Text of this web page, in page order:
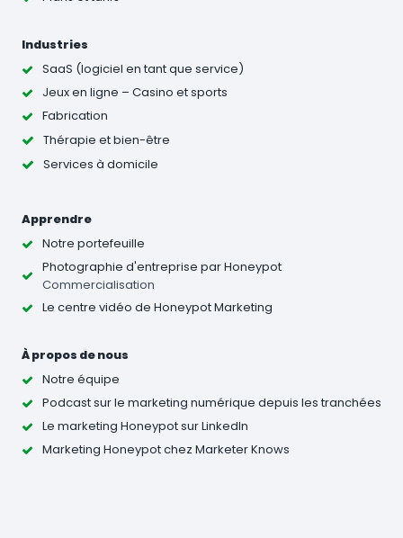
Industries
SaaS (logiciel en tant que service)
Jeux en ligne – Casino et sports
Fabrication
Thérapie et bien-être
Services à domicile
Apprendre
Notre portefeuille
Photographie d'entreprise par Honeypot
Commercialisation
Le centre vidéo de Honeypot Marketing
À propos de nous
Notre équipe
Podcast sur le marketing numérique depuis les tranchées
Le marketing Honeypot sur LinkedIn
Marketing Honeypot chez Marketer Knows